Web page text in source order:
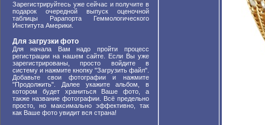
Зарегистрируйтесь уже сейчас и получите в
подарок очередной выпуск оценочной
таблицы Рарапорта Геммологического
Института Америки.
Для загрузки фото
Для начала Вам надо пройти процесс
регистрации на нашем сайте. Если Вы уже
зарегистрированы, просто войдите в
систему и нажмите кнопку "Загрузить файл".
Добавьте свои фотографии и нажмите
"Продолжить". Далее укажите альбом, в
котором будет храниться Ваше фото, а
также название фотографии. Всё предельно
просто, но максимально эффективно, так
как Ваше фото увидит вся страна!